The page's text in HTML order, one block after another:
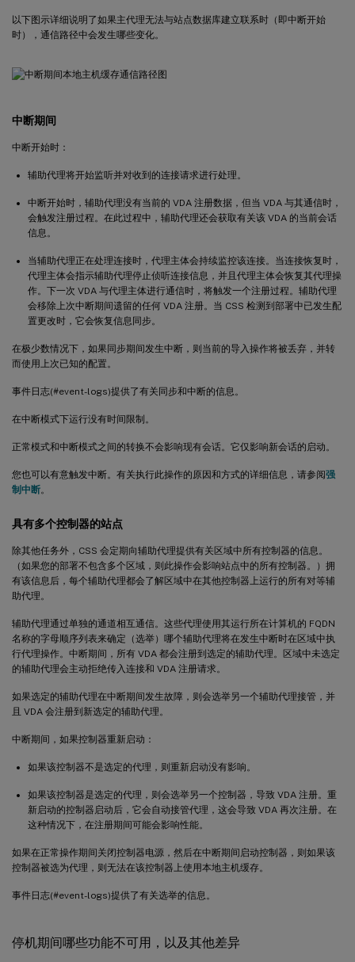
以下图示详细说明了如果主代理无法与站点数据库建立联系时（即中断开始
时），通信路径中会发生哪些变化。
中断期间
中断开始时：
辅助代理将开始监听并对收到的连接请求进行处理。
中断开始时，辅助代理没有当前的 VDA 注册数据，但当 VDA 与其通信时，
会触发注册过程。在此过程中，辅助代理还会获取有关该 VDA 的当前会话
信息。
当辅助代理正在处理连接时，代理主体会持续监控该连接。当连接恢复时，
代理主体会指示辅助代理停止侦听连接信息，并且代理主体会恢复其代理操
作。下一次 VDA 与代理主体进行通信时，将触发一个注册过程。辅助代理
会移除上次中断期间遗留的任何 VDA 注册。当 CSS 检测到部署中已发生配
置更改时，它会恢复信息同步。
在极少数情况下，如果同步期间发生中断，则当前的导入操作将被丢弃，并转
而使用上次已知的配置。
事件日志(#event-logs)提供了有关同步和中断的信息。
在中断模式下运行没有时间限制。
正常模式和中断模式之间的转换不会影响现有会话。它仅影响新会话的启动。
您也可以有意触发中断。有关执行此操作的原因和方式的详细信息，请参阅强
制中断。
具有多个控制器的站点
除其他任务外，CSS 会定期向辅助代理提供有关区域中所有控制器的信息。
（如果您的部署不包含多个区域，则此操作会影响站点中的所有控制器。）拥
有该信息后，每个辅助代理都会了解区域中在其他控制器上运行的所有对等辅
助代理。
辅助代理通过单独的通道相互通信。这些代理使用其运行所在计算机的 FQDN
名称的字母顺序列表来确定（选举）哪个辅助代理将在发生中断时在区域中执
行代理操作。中断期间，所有 VDA 都会注册到选定的辅助代理。区域中未选定
的辅助代理会主动拒绝传入连接和 VDA 注册请求。
如果选定的辅助代理在中断期间发生故障，则会选举另一个辅助代理接管，并
且 VDA 会注册到新选定的辅助代理。
中断期间，如果控制器重新启动：
如果该控制器不是选定的代理，则重新启动没有影响。
如果该控制器是选定的代理，则会选举另一个控制器，导致 VDA 注册。重
新启动的控制器启动后，它会自动接管代理，这会导致 VDA 再次注册。在
这种情况下，在注册期间可能会影响性能。
如果在正常操作期间关闭控制器电源，然后在中断期间启动控制器，则如果该
控制器被选为代理，则无法在该控制器上使用本地主机缓存。
事件日志(#event-logs)提供了有关选举的信息。
停机期间哪些功能不可用，以及其他差异